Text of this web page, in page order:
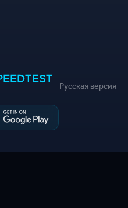
Русская версия